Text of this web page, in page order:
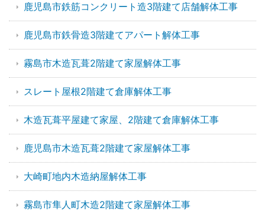
鹿児島市鉄筋コンクリート造3階建て店舗解体工事
鹿児島市鉄骨造3階建てアパート解体工事
霧島市木造瓦葺2階建て家屋解体工事
スレート屋根2階建て倉庫解体工事
木造瓦葺平屋建て家屋、2階建て倉庫解体工事
鹿児島市木造瓦葺2階建て家屋解体工事
大崎町地内木造納屋解体工事
霧島市隼人町木造2階建て家屋解体工事